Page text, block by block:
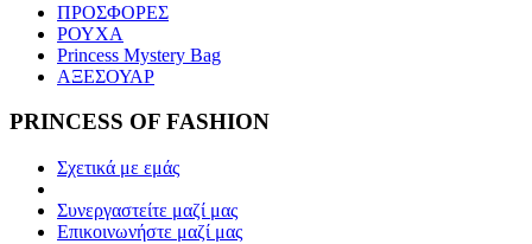
ΠΡΟΣΦΟΡΕΣ
ΡΟΥΧΑ
Princess Mystery Bag
ΑΞΕΣΟΥΑΡ
PRINCESS OF FASHION
Σχετικά με εμάς
Συνεργαστείτε μαζί μας
Επικοινωνήστε μαζί μας